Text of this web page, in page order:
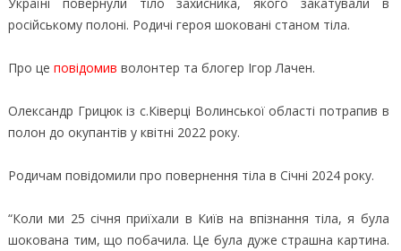
російському полоні. Родичі героя шоковані станом тіла.
Про це повідомив волонтер та блогер Ігор Лачен.
Олександр Грицюк із с.Ківерці Волинської області потрапив в
полон до окупантів у квітні 2022 року.
Родичам повідомили про повернення тіла в Січні 2024 року.
“Коли ми 25 січня приїхали в Київ на впізнання тіла, я була
шокована тим, що побачила. Це була дуже страшна картина.